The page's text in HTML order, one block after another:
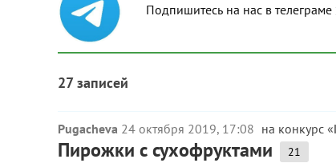
Подпишитесь на нас в телеграме
27 записей
Pugacheva 24 октября 2019, 17:08 на конкурс «
Пирожки с сухофруктами 21